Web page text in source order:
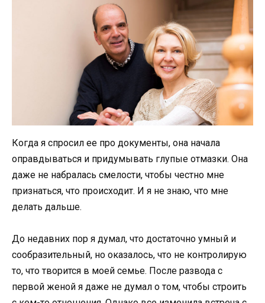
Когда я спросил ее про документы, она начала
оправдываться и придумывать глупые отмазки. Она
даже не набралась смелости, чтобы честно мне
признаться, что происходит. И я не знаю, что мне
делать дальше.
До недавних пор я думал, что достаточно умный и
сообразительный, но оказалось, что не контролирую
то, что творится в моей семье. После развода с
первой женой я даже не думал о том, чтобы строить